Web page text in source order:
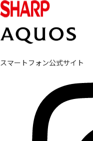
スマートフォン公式サイト